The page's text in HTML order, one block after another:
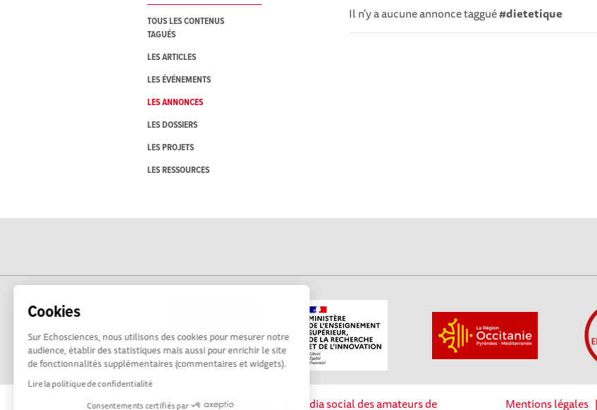
Cookies
Sur Echosciences, nous utilisons des cookies pour mesurer notre
audience, établir des statistiques mais aussi pour enrichir le site
de fonctionnalités supplémentaires (commentaires et widgets).
Lire la politique de confidentialité
Consentements certifiés par
TOUS LES CONTENUS
TAGUÉS
LES ARTICLES
LES ÉVÉNEMENTS
LES ANNONCES
LES DOSSIERS
LES PROJETS
LES RESSOURCES
Il n'y a aucune annonce taggué#dietetique
La plateforme Science(s) en Occitanie est le média social des amateurs de Mentions légales|